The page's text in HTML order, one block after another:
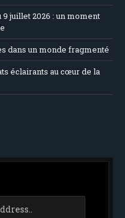
juillet 2026 : un moment
dans un monde fragmenté
éclairants au cœur de la